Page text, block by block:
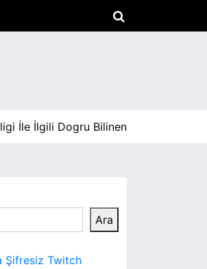
İlgili Dogru Bilinen Yanlislar |
Ara
Şifresiz Twitch